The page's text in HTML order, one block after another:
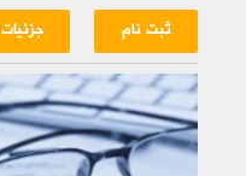
ثبت نام جزئیات